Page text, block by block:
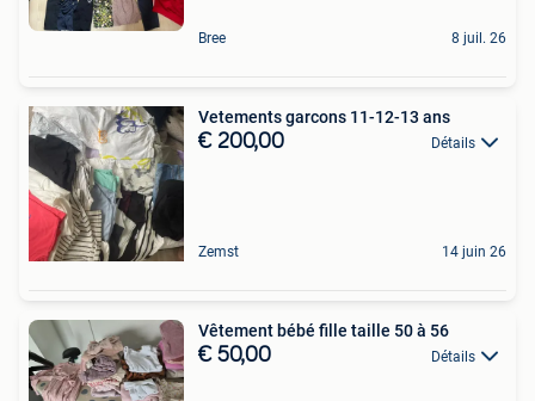
Bree 8 juil. 26
Vetements garcons 11-12-13 ans
€ 200,00 Détails
Zemst 14 juin 26
Vêtement bébé fille taille 50 à 56
€ 50,00 Détails